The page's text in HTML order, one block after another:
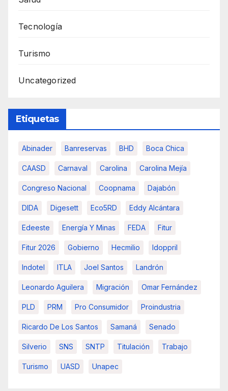
Tecnología
Turismo
Uncategorized
Etiquetas
Abinader Banreservas BHD Boca Chica
CAASD Carnaval Carolina Carolina Mejía
Congreso Nacional Coopnama Dajabón
DIDA Digesett Eco5RD Eddy Alcántara
Edeeste Energía Y Minas FEDA Fitur
Fitur 2026 Gobierno Hecmilio Idoppril
Indotel ITLA Joel Santos Landrón
Leonardo Aguilera Migración Omar Fernández
PLD PRM Pro Consumidor Proindustria
Ricardo De Los Santos Samaná Senado
Silverio SNS SNTP Titulación Trabajo
Turismo UASD Unapec